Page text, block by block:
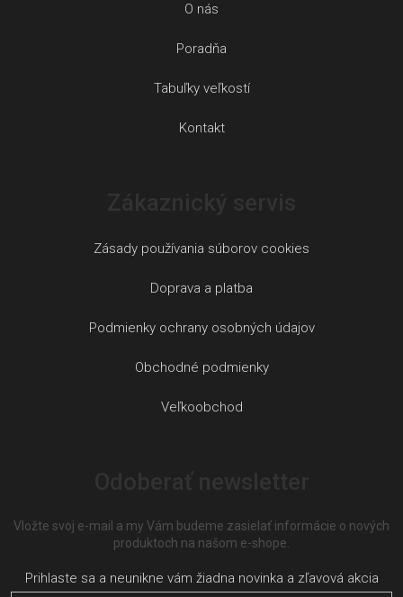
O nás
Poradňa
Tabuľky veľkostí
Kontakt
Zásady používania súborov cookies
Doprava a platba
Podmienky ochrany osobných údajov
Obchodné podmienky
Veľkoobchod
Vložte svoj e-mail a my Vám budeme zasielať informácie o nových
produktoch na našom e-shope.